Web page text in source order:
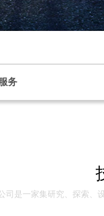
务
司是一家集研究、探索